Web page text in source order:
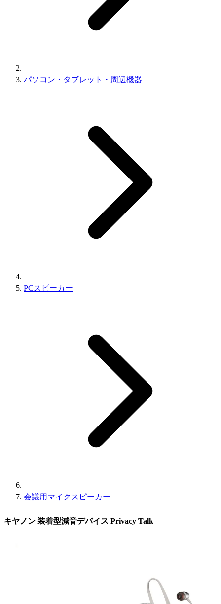
パソコン・タブレット・周辺機器
PCスピーカー
会議用マイクスピーカー
キヤノン 装着型減音デバイス Privacy Talk